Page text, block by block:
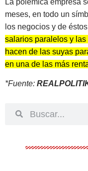
La polémica empresa
meses, en todo un
los negocios y de
salarios paralelos y
hacen de las suyas
en una de las más
*Fuente: